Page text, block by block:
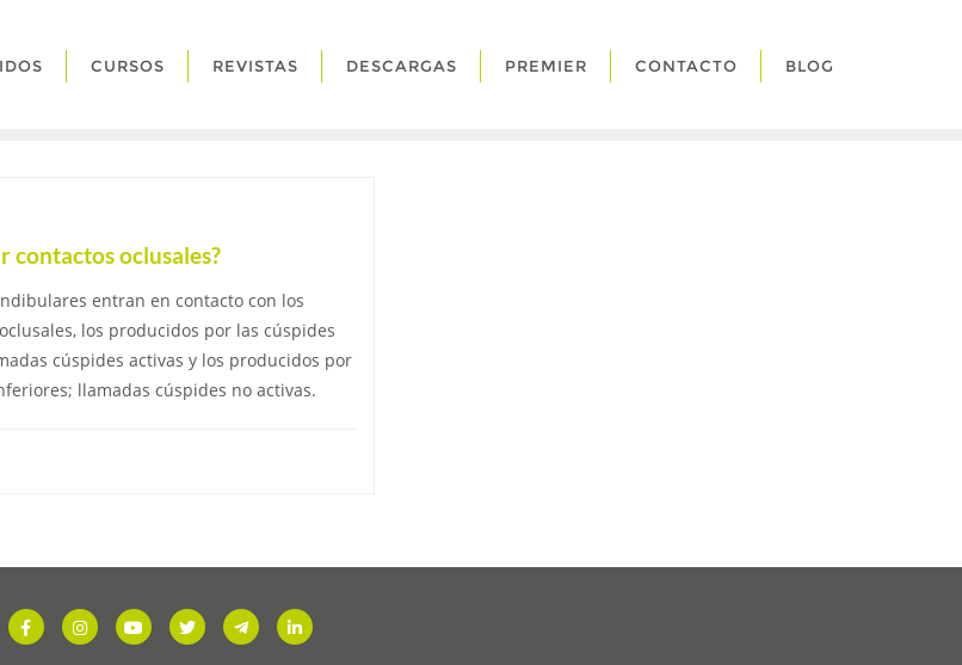
CURSOS REVISTAS DESCARGAS PREMIER CONTACTO BLOG
contactos oclusales?
entran en contacto con los
los producidos por las cúspides
cúspides activas y los producidos por
llamadas cúspides no activas.